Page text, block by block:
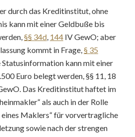
durch das Kreditinstitut, ohne
kann mit einer Geldbuße bis
§§ 34d, 144 IV GewO; aber
kommt in Frage,§ 35
kann mit einer
Euro belegt werden, §§ 11, 18
Das Kreditinstitut haftet im
als auch in der Rolle
Maklers“ für vorvertragliche
sowie nach der strengen